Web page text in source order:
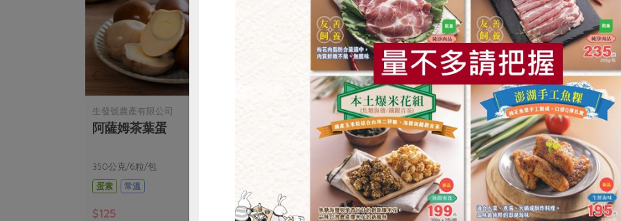
生發號農產有限公司
阿薩姆茶葉蛋
350公克/6粒/包
蛋素
常溫
$125
松葉美食有限公司
桂圓八寶粥(松葉美食有限公
淨重300公克(固形量200公克)
常溫
$52
松葉美食有限公司
古早味紅豆湯(松葉美食
司)-300g
淨重300公克(固形量180公克)
全素
常溫
$52
惜食 RPET 食譜 減硝酸鹽 雞蛋 食安 共同